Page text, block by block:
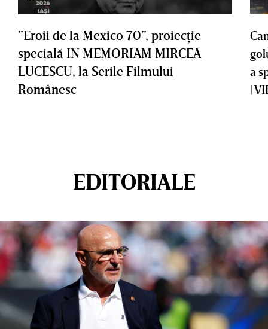
”Eroii de la Mexico 70”, proiecţie
specială IN MEMORIAM MIRCEA
LUCESCU, la Serile Filmului
Românesc
a
|
EDITORIALE